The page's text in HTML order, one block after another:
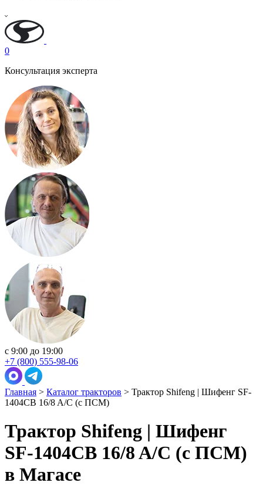
0
Консультация эксперта
с 9:00 до 19:00
+7 (800) 555-98-06
Главная > Каталог тракторов > Трактор Shifeng | Шифенг SF-
1404СB 16/8 A/C (с ПСМ)
Трактор Shifeng | Шифенг
SF-1404СB 16/8 A/C (с ПСМ)
в Магасе